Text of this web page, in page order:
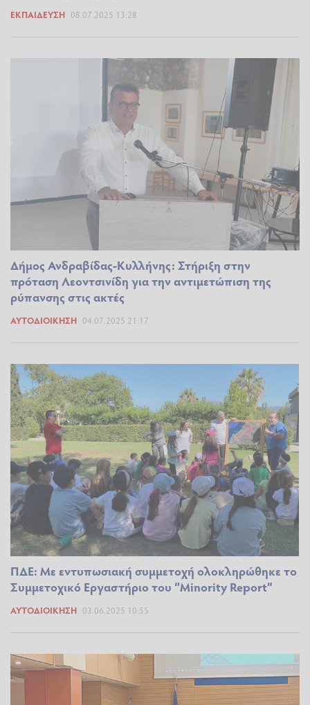
ΕΚΠΑΊΔΕΥΣΗ 08.07.2025 13:28
Δήμος Ανδραβίδας-Κυλλήνης: Στήριξη στην
πρόταση Λεοντσινίδη για την αντιμετώπιση της
ρύπανσης στις ακτές
ΑΥΤΟΔΙΟΊΚΗΣΗ 04.07.2025 21:17
ΠΔΕ: Με εντυπωσιακή συμμετοχή ολοκληρώθηκε το
Συμμετοχικό Εργαστήριο του “Μinority Report”
ΑΥΤΟΔΙΟΊΚΗΣΗ 03.06.2025 10:55